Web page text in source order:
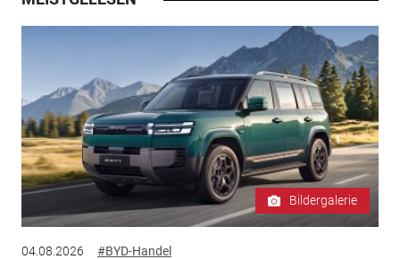
Bildergalerie
04.08.2026 #BYD-Handel